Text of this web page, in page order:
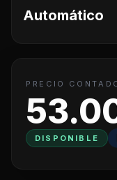
Automático
PRECIO
DISPONIBLE